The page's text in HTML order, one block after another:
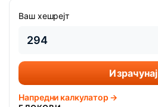
Ваш хешрејт
Израчунај
Напредни калкулатор →